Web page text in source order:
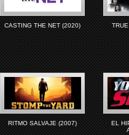
CASTING THE NET (2020)
RITMO SALVAJE (2007)
EL